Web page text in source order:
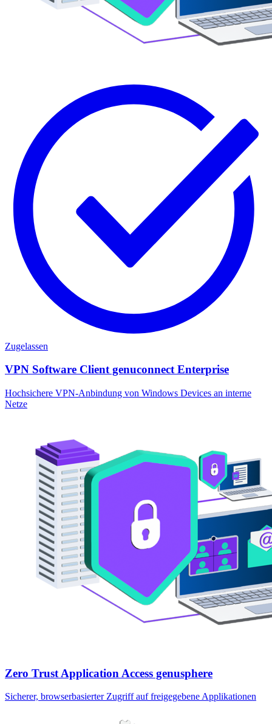
Zugelassen
VPN Software Client genuconnect Enterprise
Hochsichere VPN-Anbindung von Windows Devices an interne
Netze
Zero Trust Application Access genusphere
Sicherer, browserbasierter Zugriff auf freigegebene Applikationen